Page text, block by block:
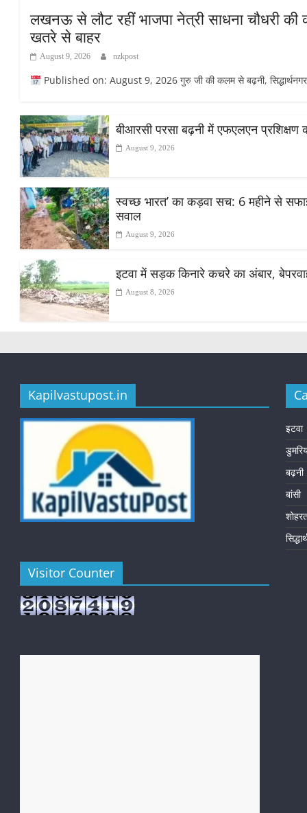
लखनऊ से लौट रहीं भाजपा नेत्री साधना चौधरी
खतरे से बाहर
August 9, 2026 nzkpost
Published on: August 9, 2026 गुरु जी की कलम से बढ़नी, सिद्धार्थनगर
बीआरसी परसा बढ़नी में एफएलएन
August 9, 2026
स्वच्छ भारत’ का कड़वा सच: 6 महीने से सफाई
सवाल
August 9, 2026
इटवा में सड़क किनारे कचरे का अंबार,
August 8, 2026
Kapilvastupost.in
Visitor Counter
इटवा
बढ़नी
बांसी